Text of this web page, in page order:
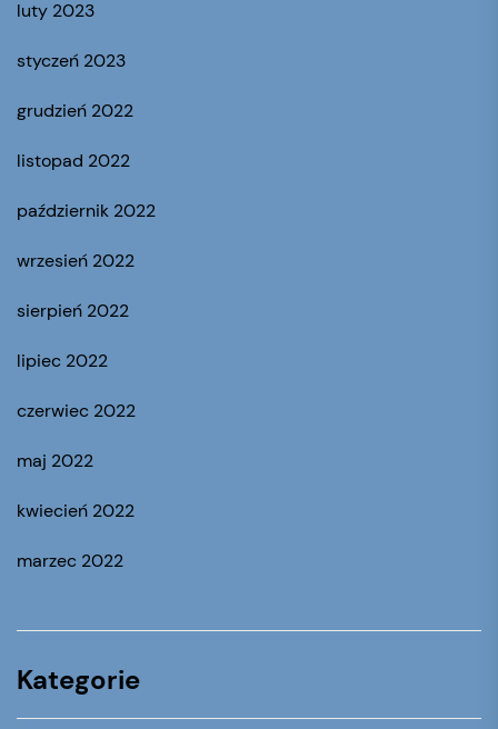
luty 2023
styczeń 2023
grudzień 2022
listopad 2022
październik 2022
wrzesień 2022
sierpień 2022
lipiec 2022
czerwiec 2022
maj 2022
kwiecień 2022
marzec 2022
Kategorie